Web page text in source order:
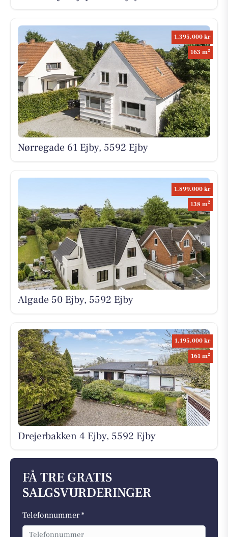
1.395.000 kr
163 m2
Nørregade 61 Ejby, 5592 Ejby
1.899.000 kr
138 m2
Algade 50 Ejby, 5592 Ejby
1.195.000 kr
161 m2
Drejerbakken 4 Ejby, 5592 Ejby
FÅ TRE GRATIS
SALGSVURDERINGER
Telefonnummer *